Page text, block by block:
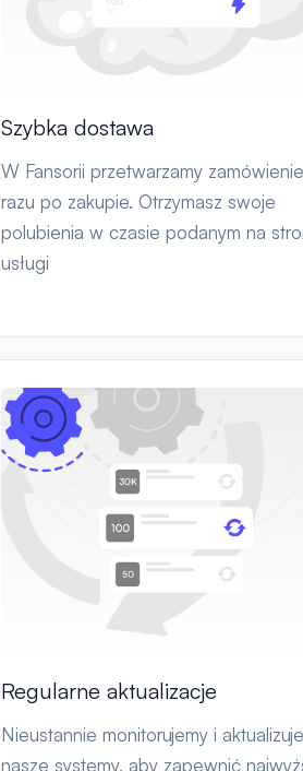
Szybka dostawa
W Fansorii przetwarzamy
razu po zakupie. Otrzymasz swoje
polubienia w czasie podanym na
usługi
Regularne aktualizacje
Nieustannie monitorujemy i
nasze systemy, aby zapewnić